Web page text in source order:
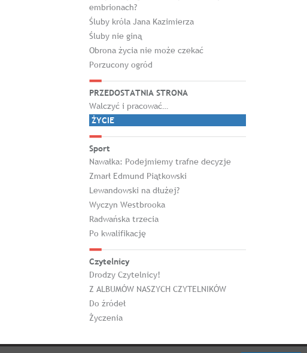
embrionach?
Śluby króla Jana Kazimierza
Śluby nie giną
Obrona życia nie może czekać
Porzucony ogród
PRZEDOSTATNIA STRONA
Walczyć i pracować…
ŻYCIE
Sport
Nawałka: Podejmiemy trafne decyzje
Zmarł Edmund Piątkowski
Lewandowski na dłużej?
Wyczyn Westbrooka
Radwańska trzecia
Po kwalifikację
Czytelnicy
Drodzy Czytelnicy!
Z ALBUMÓW NASZYCH CZYTELNIKÓW
Do źródeł
Życzenia